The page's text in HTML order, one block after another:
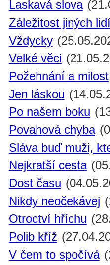
Laskavá slova
Záležitost jiných lidí
Vždycky
Velké věci
Požehnání a milost
Jen láskou
Po našem boku
Povahová chyba
Sláva buď muži,
Nejkratší cesta
Dost času
Nikdy neočekávej
Otroctví hříchu
Polib kříž
V čem to spočívá